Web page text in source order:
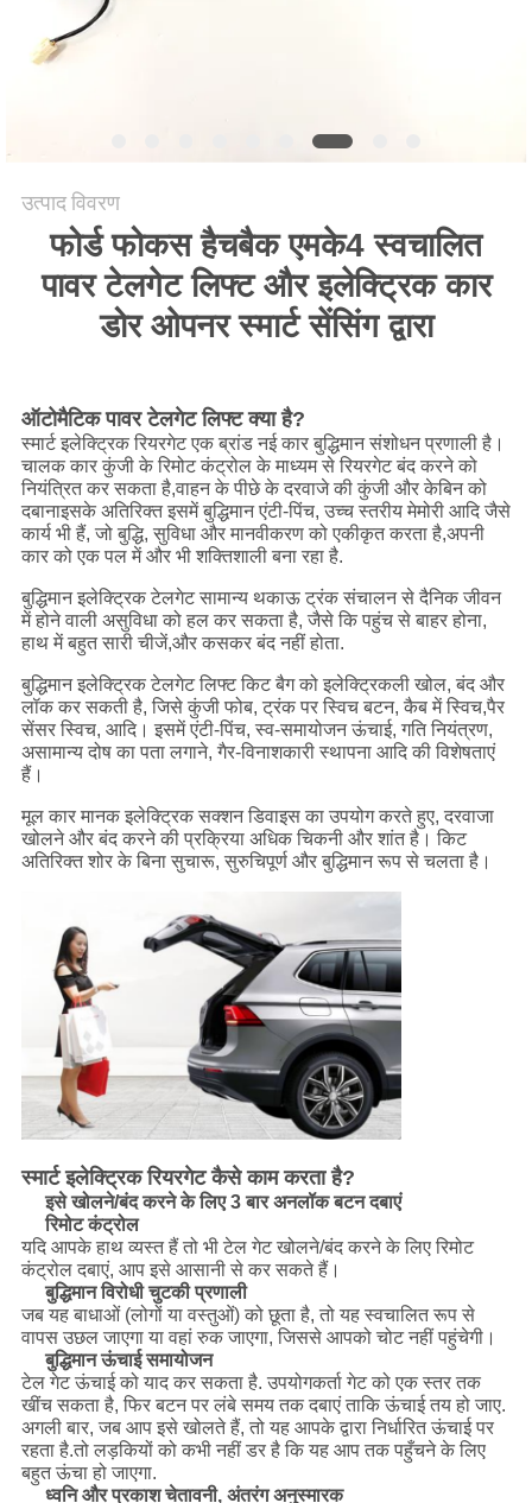
PRIVACY
POLICY
उत्पाद विवरण
फोर्ड फोकस हैचबैक एमके4 स्वचालित
पावर टेलगेट लिफ्ट और इलेक्ट्रिक कार
डोर ओपनर स्मार्ट सेंसिंग द्वारा
ऑटोमैटिक पावर टेलगेट लिफ्ट क्या है?
स्मार्ट इलेक्ट्रिक रियरगेट एक ब्रांड नई कार बुद्धिमान संशोधन प्रणाली है।
चालक कार कुंजी के रिमोट कंट्रोल के माध्यम से रियरगेट बंद करने को
नियंत्रित कर सकता है,वाहन के पीछे के दरवाजे की कुंजी और केबिन को
दबानाइसके अतिरिक्त इसमें बुद्धिमान एंटी-पिंच, उच्च स्तरीय मेमोरी आदि जैसे
कार्य भी हैं, जो बुद्धि, सुविधा और मानवीकरण को एकीकृत करता है,अपनी
कार को एक पल में और भी शक्तिशाली बना रहा है.
बुद्धिमान इलेक्ट्रिक टेलगेट सामान्य थकाऊ ट्रंक संचालन से दैनिक जीवन
में होने वाली असुविधा को हल कर सकता है, जैसे कि पहुंच से बाहर होना,
हाथ में बहुत सारी चीजें,और कसकर बंद नहीं होता.
बुद्धिमान इलेक्ट्रिक टेलगेट लिफ्ट किट बैग को इलेक्ट्रिकली खोल, बंद और
लॉक कर सकती है, जिसे कुंजी फोब, ट्रंक पर स्विच बटन, कैब में स्विच,पैर
सेंसर स्विच, आदि। इसमें एंटी-पिंच, स्व-समायोजन ऊंचाई, गति नियंत्रण,
असामान्य दोष का पता लगाने, गैर-विनाशकारी स्थापना आदि की विशेषताएं
हैं।
मूल कार मानक इलेक्ट्रिक सक्शन डिवाइस का उपयोग करते हुए, दरवाजा
खोलने और बंद करने की प्रक्रिया अधिक चिकनी और शांत है। किट
अतिरिक्त शोर के बिना सुचारू, सुरुचिपूर्ण और बुद्धिमान रूप से चलता है।
स्मार्ट इलेक्ट्रिक रियरगेट कैसे काम करता है?
इसे खोलने/बंद करने के लिए 3 बार अनलॉक बटन दबाएं
रिमोट कंट्रोल
यदि आपके हाथ व्यस्त हैं तो भी टेल गेट खोलने/बंद करने के लिए रिमोट
कंट्रोल दबाएं, आप इसे आसानी से कर सकते हैं।
बुद्धिमान विरोधी चुटकी प्रणाली
जब यह बाधाओं (लोगों या वस्तुओं) को छूता है, तो यह स्वचालित रूप से
वापस उछल जाएगा या वहां रुक जाएगा, जिससे आपको चोट नहीं पहुंचेगी।
बुद्धिमान ऊंचाई समायोजन
टेल गेट ऊंचाई को याद कर सकता है. उपयोगकर्ता गेट को एक स्तर तक
खींच सकता है, फिर बटन पर लंबे समय तक दबाएं ताकि ऊंचाई तय हो जाए.
अगली बार, जब आप इसे खोलते हैं, तो यह आपके द्वारा निर्धारित ऊंचाई पर
रहता है.तो लड़कियों को कभी नहीं डर है कि यह आप तक पहुँचने के लिए
बहुत ऊंचा हो जाएगा.
ध्वनि और प्रकाश चेतावनी, अंतरंग अनुस्मारक